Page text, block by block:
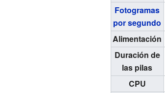
Fotogramas
por segundo
Alimentación
Duración de
las pilas
CPU